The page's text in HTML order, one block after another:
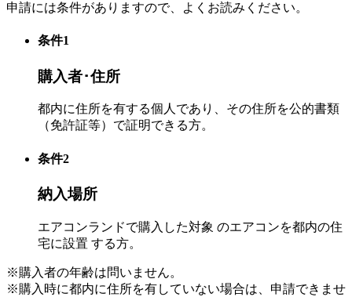
申請には条件がありますので、よくお読みください。
条件1
購入者･住所
都内に住所を有する個人であり、その住所を公的書類
（免許証等）で証明できる方。
条件2
納入場所
エアコンランドで購入した対象 のエアコンを都内の住
宅に設置 する方。
※購入者の年齢は問いません。
※購入時に都内に住所を有していない場合は、申請できませ